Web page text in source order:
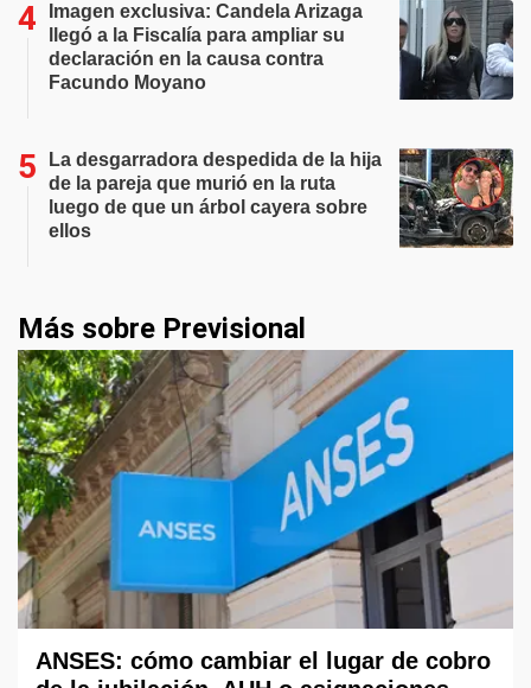
Imagen exclusiva: Candela Arizaga
llegó a la Fiscalía para ampliar su
declaración en la causa contra
Facundo Moyano
La desgarradora despedida de la hija
de la pareja que murió en la ruta
luego de que un árbol cayera sobre
ellos
Más sobre Previsional
ANSES: cómo cambiar el lugar de cobro